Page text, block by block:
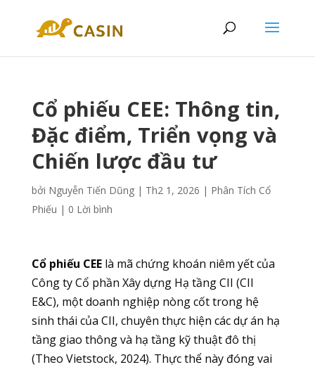
Cổ phiếu CEE: Thông tin,
Đặc điểm, Triển vọng và
Chiến lược đầu tư
bởi Nguyễn Tiến Dũng| Th2 1, 2026 | Phân Tích Cổ
Phiếu | 0 Lời bình
Cổ phiếu CEElà mã chứng khoán niêm yết của
Công ty Cổ phần Xây dựng Hạ tầng CII (CII
E&C), một doanh nghiệp nòng cốt trong hệ
sinh thái của CII, chuyên thực hiện các dự án hạ
tầng giao thông và hạ tầng kỹ thuật đô thị
(Theo Vietstock, 2024). Thực thể này đóng vai